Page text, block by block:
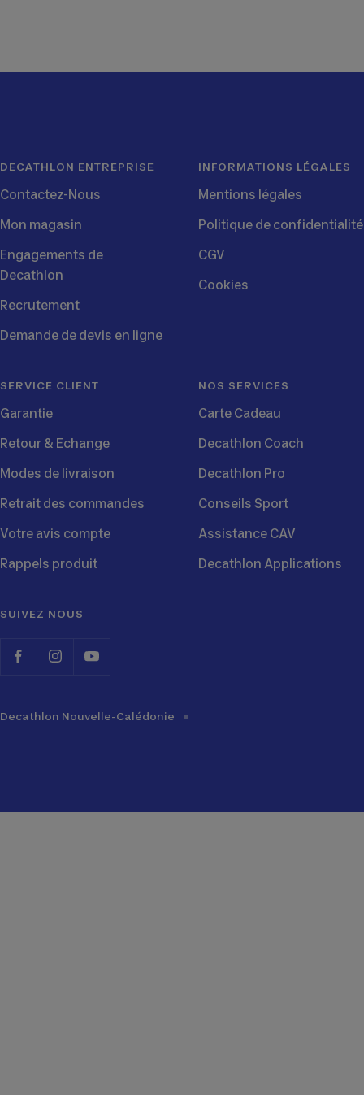
DECATHLON ENTREPRISE
Contactez-Nous
Mon magasin
Engagements de
Decathlon
Recrutement
Demande de devis en ligne
INFORMATIONS LÉGALES
Mentions légales
Politique de confidentialité
CGV
Cookies
SERVICE CLIENT
Garantie
Retour & Echange
Modes de livraison
Retrait des commandes
Votre avis compte
Rappels produit
NOS SERVICES
Carte Cadeau
Decathlon Coach
Decathlon Pro
Conseils Sport
Assistance CAV
Decathlon Applications
SUIVEZ NOUS
Decathlon Nouvelle-Calédonie